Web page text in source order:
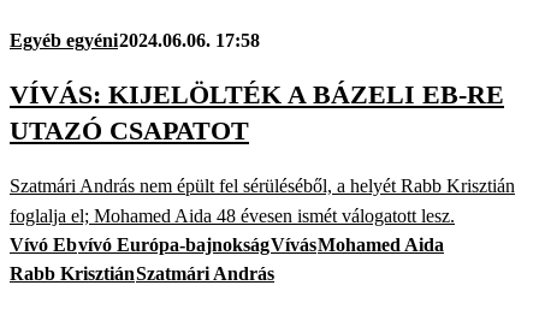
Egyéb egyéni2024.06.06. 17:58
VÍVÁS: KIJELÖLTÉK A BÁZELI EB-RE
UTAZÓ CSAPATOT
Szatmári András nem épült fel sérüléséből, a helyét Rabb Krisztián
foglalja el; Mohamed Aida 48 évesen ismét válogatott lesz.
Vívó Ebvívó Európa-bajnokságVívásMohamed Aida
Rabb KrisztiánSzatmári András